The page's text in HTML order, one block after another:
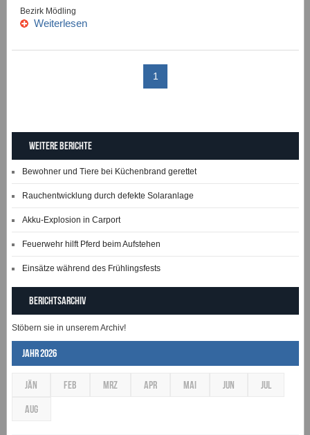
Bezirk Mödling
Weiterlesen
1
Weitere Berichte
Bewohner und Tiere bei Küchenbrand gerettet
Rauchentwicklung durch defekte Solaranlage
Akku-Explosion in Carport
Feuerwehr hilft Pferd beim Aufstehen
Einsätze während des Frühlingsfests
Berichtsarchiv
Stöbern sie in unserem Archiv!
Jahr 2026
JÄN FEB MRZ APR MAI JUN JUL
AUG